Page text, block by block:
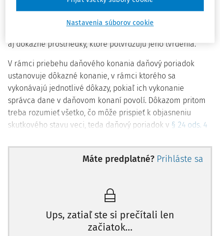
na návrh daňového subjektu, v ktorom musí nielen uviesť
aj dôkazné prostriedky, ktoré potvrdzujú jeho tvrdenia.
V rámci priebehu daňového konania daňový poriadok
ustanovuje dôkazné konanie, v rámci ktorého sa
vykonávajú jednotlivé dôkazy, pokiaľ ich vykonanie
správca dane v daňovom konaní povolí. Dôkazom pritom
treba rozumieť všetko, čo môže prispieť k objasneniu
skutkového stavu veci, teda daňový poriadok v § 24 ods. 4
prostriedky a je na správcovi dane, či určitú vec uzná za
dôkazný prostriedok. Ide najmä o rôzne podania daňových
listiny, protokoly o daňových kontrolách, zápisnice o
miestnom zisťovaní a obhliadke, povinné záznamy a
evidencie vedené daňovými subjektmi a doklady k nim.
Máte predplatné? Prihláste sa
Ups, zatiaľ ste si prečítali len
začiatok...
Nastavenia súborov cookie